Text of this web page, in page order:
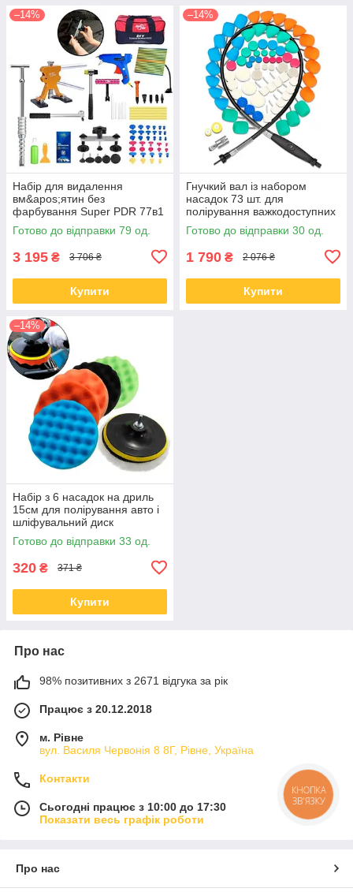
–14%
Набір для видалення
вм&apos;ятин без
фарбування Super PDR 77в1
Професійний
Готово до відправки 79 од.
3 195 ₴ 3 706 ₴
Купити
–14%
Гнучкий вал із набором
насадок 73 шт. для
полірування важкодоступних
місць
Готово до відправки 30 од.
1 790 ₴ 2 076 ₴
Купити
–14%
Набір з 6 насадок на дриль
15см для полірування авто і
шліфувальний диск
Готово до відправки 33 од.
320 ₴ 371 ₴
Купити
Про нас
98% позитивних з 2671 відгука за рік
Працює з 20.12.2018
м. Рівне
вул. Василя Червонія 8 8Г, Рівне, Україна
Контакти
Сьогодні працює з 10:00 до 17:30
Показати весь графік роботи
Про нас
КНОПКА
ЗВ'ЯЗКУ